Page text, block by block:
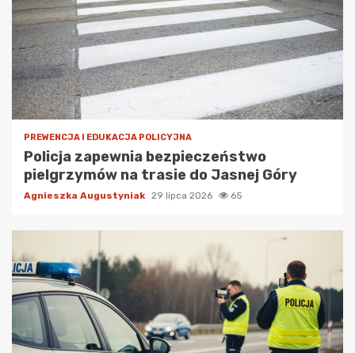
PREWENCJA I EDUKACJA POLICYJNA
Policja zapewnia bezpieczeństwo
pielgrzymów na trasie do Jasnej Góry
Agnieszka Augustyniak 29 lipca 2026 65